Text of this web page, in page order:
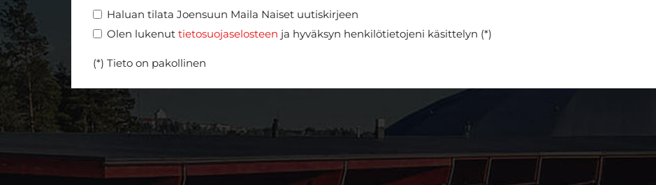
Haluan tilata Joensuun Maila Naiset uutiskirjeen
Olen lukenut tietosuojaselosteen ja hyväksyn henkilötietojeni käsittelyn (*)
(*) Tieto on pakollinen